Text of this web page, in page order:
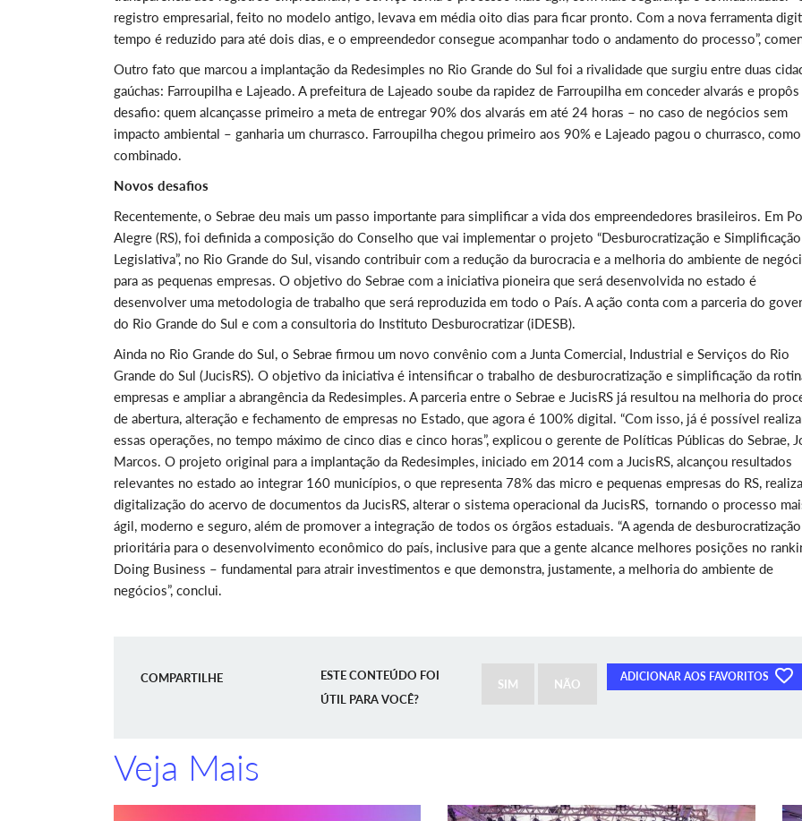
registro empresarial, feito no modelo antigo, levava em média oito dias para ficar pronto. Com a nova ferramenta
tempo é reduzido para até dois dias, e o empreendedor consegue acompanhar todo o andamento do processo”,
Outro fato que marcou a implantação da Redesimples no Rio Grande do Sul foi a rivalidade que surgiu entre duas
gaúchas: Farroupilha e Lajeado. A prefeitura de Lajeado soube da rapidez de Farroupilha em conceder alvarás e
desafio: quem alcançasse primeiro a meta de entregar 90% dos alvarás em até 24 horas – no caso de negócios sem
impacto ambiental – ganharia um churrasco. Farroupilha chegou primeiro aos 90% e Lajeado pagou o churrasco, como
combinado.
Novos desafios
Recentemente, o Sebrae deu mais um passo importante para simplificar a vida dos empreendedores brasileiros. Em
Alegre (RS), foi definida a composição do Conselho que vai implementar o projeto “Desburocratização e Simplificação
Legislativa”, no Rio Grande do Sul, visando contribuir com a redução da burocracia e a melhoria do ambiente de
para as pequenas empresas. O objetivo do Sebrae com a iniciativa pioneira que será desenvolvida no estado é
desenvolver uma metodologia de trabalho que será reproduzida em todo o País. A ação conta com a parceria do
do Rio Grande do Sul e com a consultoria do Instituto Desburocratizar (iDESB).
Ainda no Rio Grande do Sul, o Sebrae firmou um novo convênio com a Junta Comercial, Industrial e Serviços do Rio
Grande do Sul (JucisRS). O objetivo da iniciativa é intensificar o trabalho de desburocratização e simplificação da
empresas e ampliar a abrangência da Redesimples. A parceria entre o Sebrae e JucisRS já resultou na melhoria do
de abertura, alteração e fechamento de empresas no Estado, que agora é 100% digital. “Com isso, já é possível
essas operações, no tempo máximo de cinco dias e cinco horas”, explicou o gerente de Políticas Públicas do Sebrae,
Marcos. O projeto original para a implantação da Redesimples, iniciado em 2014 com a JucisRS, alcançou resultados
relevantes no estado ao integrar 160 municípios, o que representa 78% das micro e pequenas empresas do RS,
digitalização do acervo de documentos da JucisRS, alterar o sistema operacional da JucisRS, tornando o processo
ágil, moderno e seguro, além de promover a integração de todos os órgãos estaduais. “A agenda de
prioritária para o desenvolvimento econômico do país, inclusive para que a gente alcance melhores posições no
Doing Business – fundamental para atrair investimentos e que demonstra, justamente, a melhoria do ambiente de
negócios”, conclui.
COMPARTILHE ADICIONAR AOS FAVORITOS
ESTE CONTEÚDO FOI
ÚTIL PARA VOCÊ?
SIM NÃO
Veja Mais